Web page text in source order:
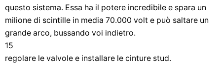
questo sistema. Essa ha il potere incredibile e spara un
milione di scintille in media 70.000 volt e può saltare un
grande arco, bussando voi indietro.
15
regolare le valvole e installare le cinture stud.